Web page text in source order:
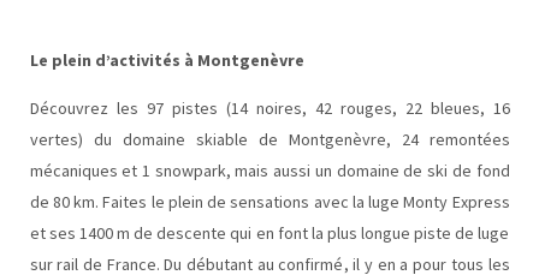
Le plein d’activités à Montgenèvre
Découvrez les 97 pistes (14 noires, 42 rouges, 22 bleues, 16
vertes) du domaine skiable de Montgenèvre, 24 remontées
mécaniques et 1 snowpark, mais aussi un domaine de ski de fond
de 80 km. Faites le plein de sensations avec la luge Monty Express
et ses 1400 m de descente qui en font la plus longue piste de luge
sur rail de France. Du débutant au confirmé, il y en a pour tous les